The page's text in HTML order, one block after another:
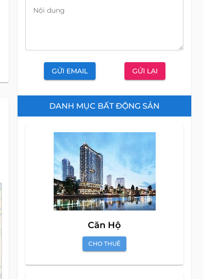
Nội dung
GỬI EMAIL GỬI LẠI
DANH MỤC BẤT ĐỘNG SẢN
Căn Hộ
CHO THUÊ